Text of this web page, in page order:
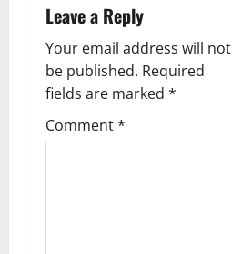
g
a
t
i
Leave a Reply
Your email address will not
be published. Required
fields are marked *
Comment*